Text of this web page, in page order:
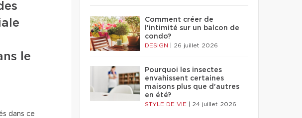
le
dans ce
Comment créer de
l'intimité sur un balcon de
condo?
DESIGN 26 juillet 2026
Pourquoi les insectes
envahissent certaines
maisons plus que d'autres
en été?
STYLE DE VIE 24 juillet 2026